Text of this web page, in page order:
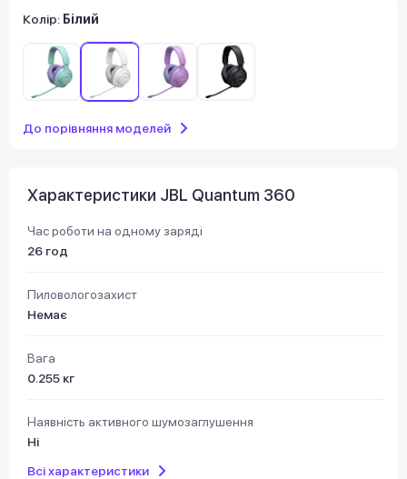
Колір: Білий
До порівняння моделей
Характеристики JBL Quantum 360
Час роботи на одному заряді
26 год
Пиловологозахист
Немає
Вага
0.255 кг
Наявність активного шумозаглушення
Ні
Всі характеристики